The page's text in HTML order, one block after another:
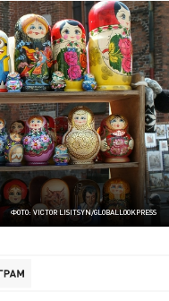
ФОТО: VICTOR LISITSYN/GLOBALLOOKPRESS